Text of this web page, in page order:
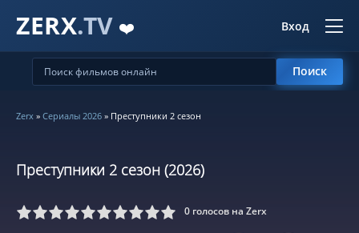
ZERX.TV ❤️ Вход
Поиск
Zerx » Сериалы 2026 » Преступники 2 сезон
Преступники 2 сезон (2026)
6 7 8 9 10 0 голосов на Zerx